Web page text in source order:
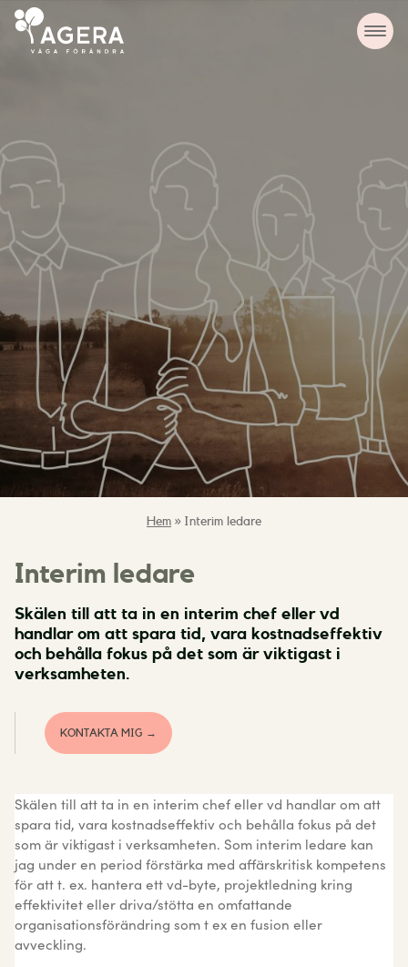
Hem » Interim ledare
Interim ledare
Skälen till att ta in en interim chef eller vd
handlar om att spara tid, vara kostnadseffektiv
och behålla fokus på det som är viktigast i
verksamheten.
KONTAKTA MIG →
Skälen till att ta in en interim chef eller vd handlar om att
spara tid, vara kostnadseffektiv och behålla fokus på det
som är viktigast i verksamheten. Som interim ledare kan
jag under en period förstärka med affärskritisk kompetens
för att t. ex. hantera ett vd-byte, projektledning kring
effektivitet eller driva/stötta en omfattande
organisationsförändring som t ex en fusion eller
avveckling.